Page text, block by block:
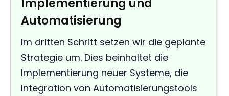
Automatisierung
Im dritten Schritt setzen wir die geplante
Strategie um. Dies beinhaltet die
Implementierung neuer Systeme, die
Integration von Automatisierungstools